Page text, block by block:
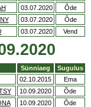
03.07.2020
Õde
03.07.2020
Õde
03.07.2020 Vend
Sünniaeg
Sugulus
02.10.2015
Ema
10.09.2020
Õde
10.09.2020
Õde